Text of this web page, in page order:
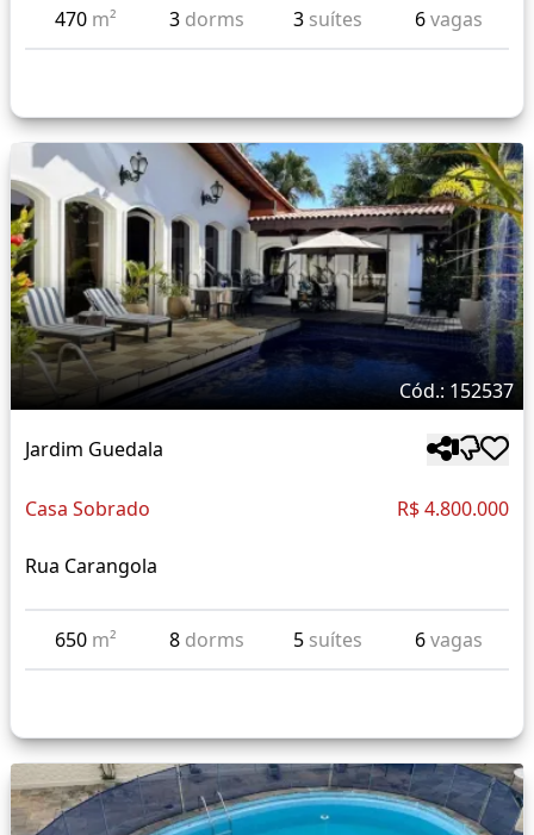
470 m² 3 dorms 3 suítes 6vagas
Cód.: 152537
Jardim Guedala
Casa Sobrado R$ 4.800.000
Rua Carangola
650 m² 8 dorms 5 suítes 6vagas